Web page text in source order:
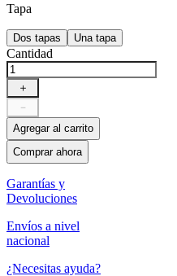
Tapa
Dos tapas Una tapa
Cantidad
＋
－
Agregar al carrito
Comprar ahora
Garantías y
Devoluciones
Envíos a nivel
nacional
¿Necesitas ayuda?